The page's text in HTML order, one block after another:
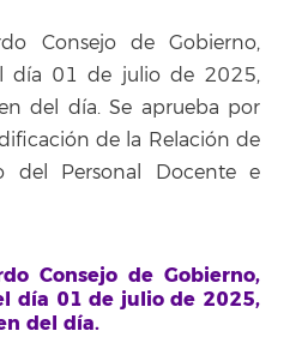
Consejo de Gobierno,
día 01 de julio de 2025,
del día. Se aprueba por
de la Relación de
del Personal Docente e
Consejo de Gobierno,
día 01 de julio de 2025,
del día.